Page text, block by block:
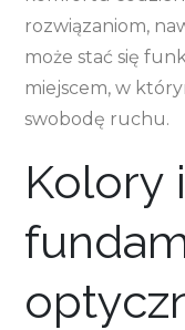
rozwiązaniom,
może stać się
miejscem, w
swobodę ruchu.
Kolory